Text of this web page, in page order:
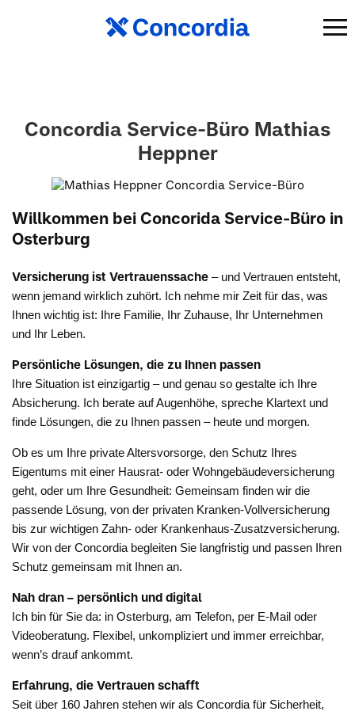
Concordia Service-Büro Mathias
Heppner
Willkommen bei Concorida Service-Büro in
Osterburg
Versicherung ist Vertrauenssache – und Vertrauen entsteht,
wenn jemand wirklich zuhört. Ich nehme mir Zeit für das, was
Ihnen wichtig ist: Ihre Familie, Ihr Zuhause, Ihr Unternehmen
und Ihr Leben.
Persönliche Lösungen, die zu Ihnen passen
Ihre Situation ist einzigartig – und genau so gestalte ich Ihre
Absicherung. Ich berate auf Augenhöhe, spreche Klartext und
finde Lösungen, die zu Ihnen passen – heute und morgen.
Ob es um Ihre private Altersvorsorge, den Schutz Ihres
Eigentums mit einer Hausrat- oder Wohngebäudeversicherung
geht, oder um Ihre Gesundheit: Gemeinsam finden wir die
passende Lösung, von der privaten Kranken-Vollversicherung
bis zur wichtigen Zahn- oder Krankenhaus-Zusatzversicherung.
Wir von der Concordia begleiten Sie langfristig und passen Ihren
Schutz gemeinsam mit Ihnen an.
Nah dran – persönlich und digital
Ich bin für Sie da: in Osterburg, am Telefon, per E-Mail oder
Videoberatung. Flexibel, unkompliziert und immer erreichbar,
wenn’s drauf ankommt.
Erfahrung, die Vertrauen schafft
Seit über 160 Jahren stehen wir als Concordia für Sicherheit,